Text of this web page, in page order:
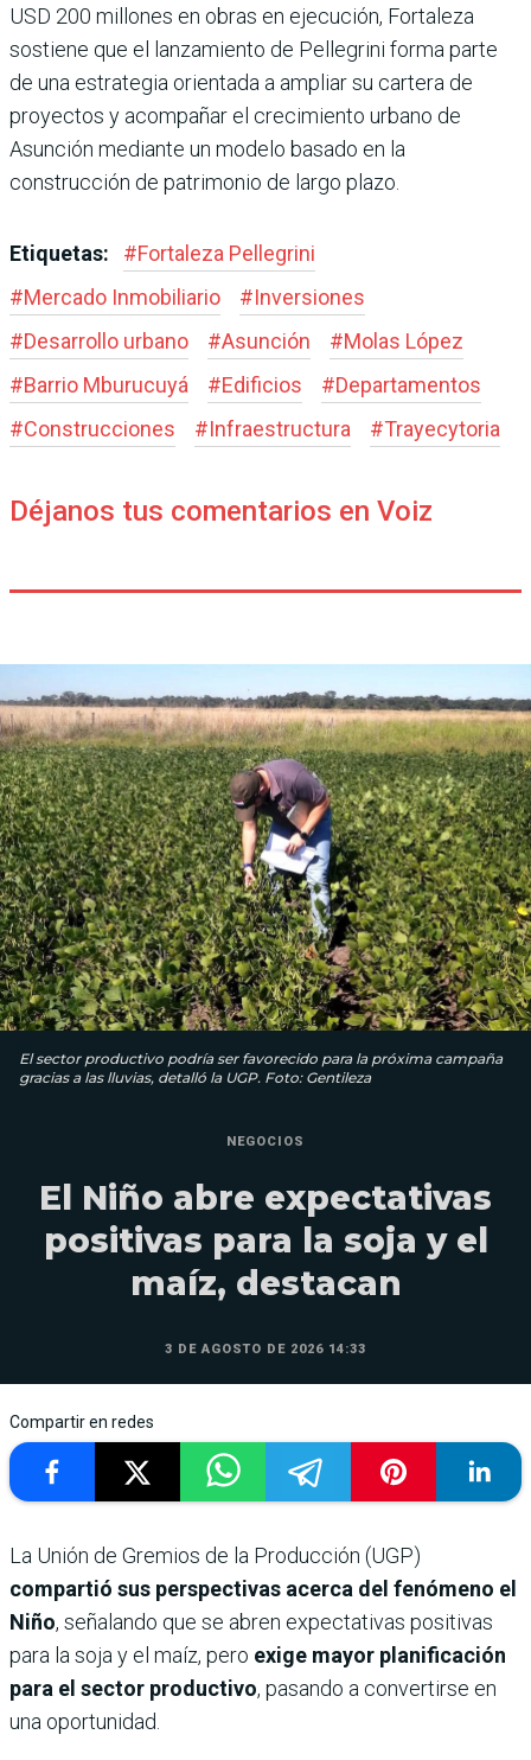
USD 200 millones en obras en ejecución, Fortaleza
sostiene que el lanzamiento de Pellegrini forma parte
de una estrategia orientada a ampliar su cartera de
proyectos y acompañar el crecimiento urbano de
Asunción mediante un modelo basado en la
construcción de patrimonio de largo plazo.
Etiquetas: #Fortaleza Pellegrini
#Mercado Inmobiliario #Inversiones
#Desarrollo urbano #Asunción #Molas López
#Barrio Mburucuyá #Edificios #Departamentos
#Construcciones #Infraestructura #Trayecytoria
Déjanos tus comentarios en Voiz
El sector productivo podría ser favorecido para la próxima campaña
gracias a las lluvias, detalló la UGP. Foto: Gentileza
NEGOCIOS
El Niño abre expectativas
positivas para la soja y el
maíz, destacan
3 DE AGOSTO DE 2026 14:33
Compartir en redes
La Unión de Gremios de la Producción (UGP)
compartió sus perspectivas acerca del fenómeno el
Niño, señalando que se abren expectativas positivas
para la soja y el maíz, pero exige mayor planificación
para el sector productivo, pasando a convertirse en
una oportunidad.